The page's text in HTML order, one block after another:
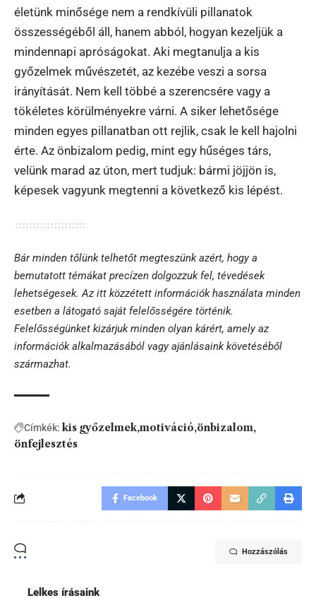
életünk minősége nem a rendkívüli pillanatok
összességéből áll, hanem abból, hogyan kezeljük a
mindennapi apróságokat. Aki megtanulja a kis
győzelmek művészetét, az kezébe veszi a sorsa
irányítását. Nem kell többé a szerencsére vagy a
tökéletes körülményekre várni. A siker lehetősége
minden egyes pillanatban ott rejlik, csak le kell hajolni
érte. Az önbizalom pedig, mint egy hűséges társ,
velünk marad az úton, mert tudjuk: bármi jöjjön is,
képesek vagyunk megtenni a következő kis lépést.
Bár minden tőlünk telhetőt megteszünk azért, hogy a
bemutatott témákat precízen dolgozzuk fel, tévedések
lehetségesek. Az itt közzétett információk használata minden
esetben a látogató saját felelősségére történik.
Felelősségünket kizárjuk minden olyan kárért, amely az
információk alkalmazásából vagy ajánlásaink követéséből
származhat.
Címkék: kis győzelmek motiváció önbizalom
önfejlesztés
Facebook
Hozzászólás
Lelkes írásaink